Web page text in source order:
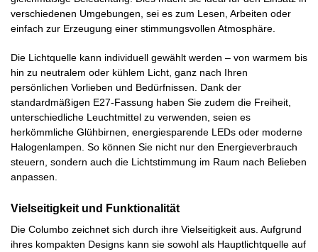
verschiedenen Umgebungen, sei es zum Lesen, Arbeiten oder
einfach zur Erzeugung einer stimmungsvollen Atmosphäre.
Die Lichtquelle kann individuell gewählt werden – von warmem bis
hin zu neutralem oder kühlem Licht, ganz nach Ihren
persönlichen Vorlieben und Bedürfnissen. Dank der
standardmäßigen E27-Fassung haben Sie zudem die Freiheit,
unterschiedliche Leuchtmittel zu verwenden, seien es
herkömmliche Glühbirnen, energiesparende LEDs oder moderne
Halogenlampen. So können Sie nicht nur den Energieverbrauch
steuern, sondern auch die Lichtstimmung im Raum nach Belieben
anpassen.
Vielseitigkeit und Funktionalität
Die Columbo zeichnet sich durch ihre Vielseitigkeit aus. Aufgrund
ihres kompakten Designs kann sie sowohl als Hauptlichtquelle auf